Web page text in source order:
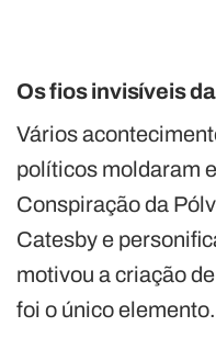
Os fios invisíveis
Vários
políticos moldaram
Conspiração da
Catesby e
motivou a criação
foi o único elemento.